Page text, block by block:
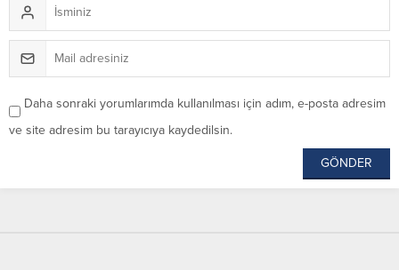
Daha sonraki yorumlarımda kullanılması için adım, e-posta adresim
ve site adresim bu tarayıcıya kaydedilsin.